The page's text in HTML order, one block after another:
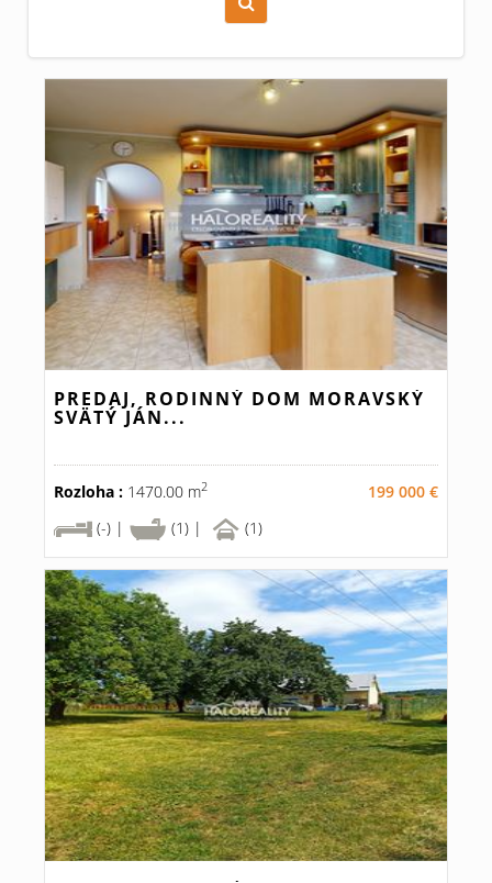
PREDAJ, RODINNÝ DOM MORAVSKÝ
SVÄTÝ JÁN...
Rozloha : 1470.00 m2
199 000 €
(-) |
(1) | (1)